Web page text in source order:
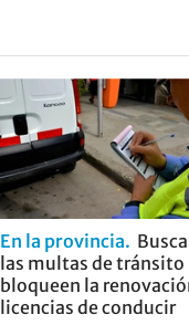
En la provincia
las multas de tránsito
bloqueen la
licencias de conducir